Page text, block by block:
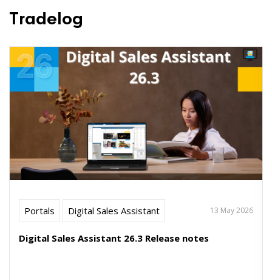
Tradelog
Portals Digital Sales Assistant 13 May 2026
Digital Sales Assistant 26.3 Release notes